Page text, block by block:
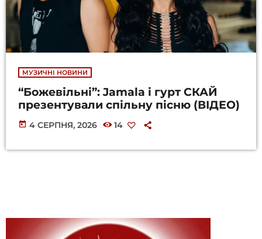
МУЗИЧНІ НОВИНИ
“Божевільні”: Jamala і гурт СКАЙ
презентували спільну пісню (ВІДЕО)
today 4 СЕРПНЯ, 2026 14